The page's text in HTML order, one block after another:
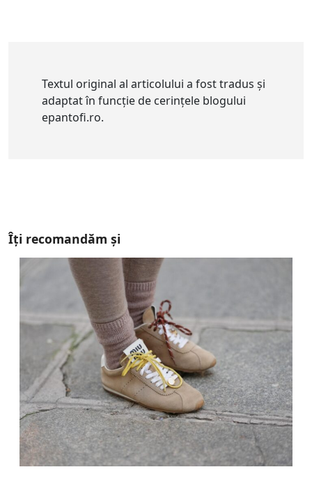
Textul original al articolului a fost tradus și
adaptat în funcție de cerințele blogului
epantofi.ro.
Îți recomandăm și